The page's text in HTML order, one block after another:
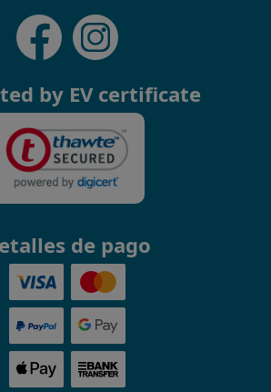
by EV certificate
de pago